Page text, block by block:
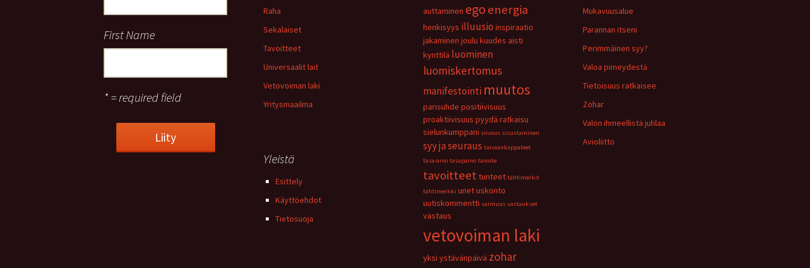
First Name
* = required field
Raha
Sekalaiset
Tavoitteet
Universaalit lait
Vetovoiman laki
Yritysmaailma
auttaminen egoenergia
henkisyys illuusio inspiraatio
jakaminen joulu kuudes aisti
kynttilä luominen
luomiskertomus
manifestointi muutos
parisuhde positiivisuus
proaktiivisuus pyydä ratkaisu
sielunkumppani siivous sisustaminen
syy ja seuraus taivaankappaleet
tasa-arvo tasapaino tavoite
tavoitteettunteet tähtimerkit
tähtimerkki unetuskonto
uutiskommentti varmuus vastaukset
vastaus
vetovoiman laki
yksi ystävänpäivä zohar
Mukavuusalue
Parannan itseni
Perimmäinen syy?
Valoa pimeydestä
Tietoisuus ratkaisee
Zohar
Valon ihmeellistä juhlaa
Avioliitto
Yleistä
Esittely
Käyttöehdot
Tietosuoja